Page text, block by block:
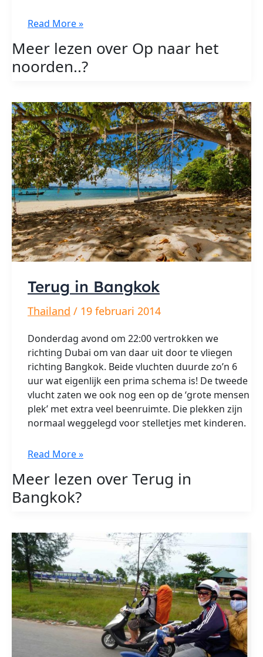
Op
het
noorden..
Read More »
Meer lezen over Op naar het
noorden..?
Terug in Bangkok
Thailand / 19 februari 2014
Donderdag avond om 22:00 vertrokken we
richting Dubai om van daar uit door te vliegen
richting Bangkok. Beide vluchten duurde zo’n 6
uur wat eigenlijk een prima schema is! De tweede
vlucht zaten we ook nog een op de ‘grote mensen
plek’ met extra veel beenruimte. Die plekken zijn
normaal weggelegd voor stelletjes met kinderen.
Terug
Bangkok
Read More »
Meer lezen over Terug in
Bangkok?